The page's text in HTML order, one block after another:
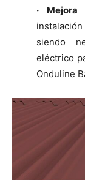
·
siendo
eléctrico
Onduline